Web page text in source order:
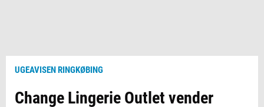
UGEAVISEN RINGKØBING
Change Lingerie Outlet vender